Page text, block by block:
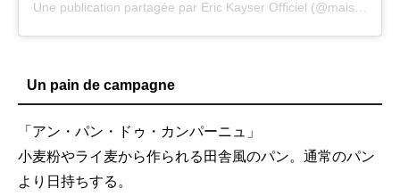
Un pain de campagne
「アン・パン・ドゥ・カンパーニュ」
小麦粉やライ麦から作られる田舎風のパン。通常のパン
より日持ちする。